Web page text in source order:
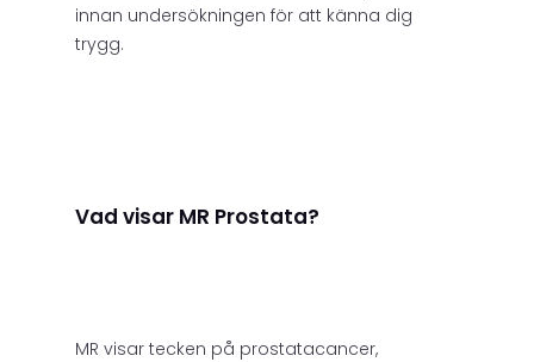
innan undersökningen för att känna dig
trygg.
Vad visar MR Prostata?
MR visar tecken på prostatacancer,